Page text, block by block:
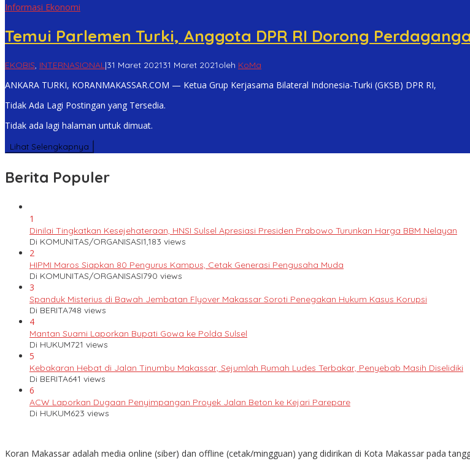
Informasi Ekonomi
Temui Parlemen Turki, Anggota DPR RI Dorong
EKOBIS, INTERNASIONAL|31 Maret 202131 Maret 2021oleh KoMa
ANKARA TURKI, KORANMAKASSAR.COM — Ketua Grup Kerjasama Bilateral Indonesia-Turki (GKSB) DPR RI,
Tidak Ada Lagi Postingan yang Tersedia.
Tidak ada lagi halaman untuk dimuat.
Lihat Selengkapnya
Berita Populer
1
Dinilai Tingkatkan Kesejehateraan, HNSI Sulsel Apresiasi Presiden Prabowo Turunkan Harga BBM Nelayan
Di KOMUNITAS/ORGANISASI1,183 views
2
HIPMI Maros Siapkan 80 Pengurus Kampus, Cetak Generasi Pengusaha Muda
Di KOMUNITAS/ORGANISASI790 views
3
Spanduk Misterius di Bawah Jembatan Flyover Makassar Soroti Penegakan Hukum Kasus Korupsi
Di BERITA748 views
4
Mantan Suami Laporkan Bupati Gowa ke Polda Sulsel
Di HUKUM721 views
5
Kebakaran Hebat di Jalan Tinumbu Makassar, Sejumlah Rumah Ludes Terbakar, Penyebab Masih Diselidiki
Di BERITA641 views
6
ACW Laporkan Dugaan Penyimpangan Proyek Jalan Beton ke Kejari Parepare
Di HUKUM623 views
Koran Makassar adalah media online (siber) dan offline (cetak/mingguan) yang didirikan di Kota Makassar pada